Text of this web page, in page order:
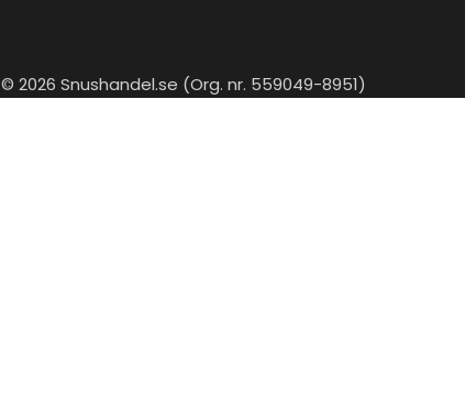
© 2026 Snushandel.se (Org. nr. 559049-8951)